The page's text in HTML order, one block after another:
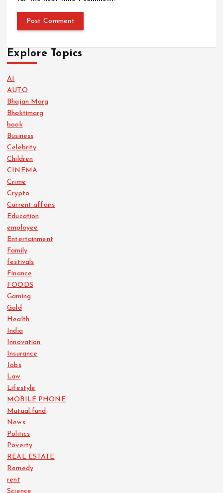
Explore Topics
AI
AUTO
Bhajan Marg
Bhaktimarg
book
Business
Celebrity
Children
CINEMA
Crime
Crypto
Current affairs
Education
employee
Entertainment
Family
festivals
Finance
FOODS
Gaming
Gold
Health
India
Innovation
Insurance
Jobs
Law
Lifestyle
MOBILE PHONE
Mutual fund
News
Politics
Poverty
REAL ESTATE
Remedy
rent
Science